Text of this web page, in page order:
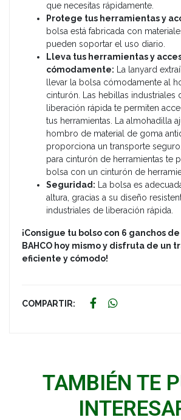
que necesitas rápidamente.
Protege tus herramientas y
bolsa está fabricada con
pueden soportar el uso diario.
Lleva tus herramientas y
cómodamente: La lanyard
llevar la bolsa cómodamente al
cinturón. Las hebillas industriales
liberación rápida te permiten
tus herramientas. La almohadilla
hombro de material de goma
proporciona un transporte
para cinturón de herramientas te
bolsa con un cinturón de
Seguridad: La bolsa es
altura, gracias a su diseño
industriales de liberación rápida.
¡Consigue tu bolso con 6 ganchos
BAHCO hoy mismo y disfruta de un
eficiente y cómodo!
COMPARTIR:
TAMBIÉN TE